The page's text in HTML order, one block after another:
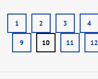
1 2 3 4
9 10 11 12